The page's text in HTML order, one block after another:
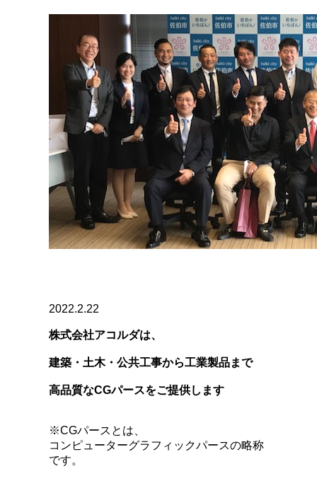
2022.2.22
株式会社アコルダは、
建築・土木・公共工事から工業製品まで
高品質なCGパースをご提供します
※CGパースとは、
コンピューターグラフィックパースの略称
です。